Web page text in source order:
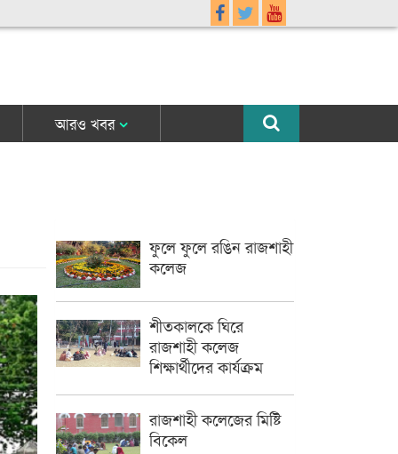
আরও খবর
ফুলে ফুলে রঙিন রাজশাহী
কলেজ
শীতকালকে ঘিরে
রাজশাহী কলেজ
শিক্ষার্থীদের কার্যক্রম
রাজশাহী কলেজের মিষ্টি
বিকেল